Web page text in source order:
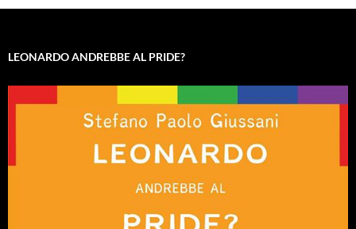
LEONARDO ANDREBBE AL PRIDE?